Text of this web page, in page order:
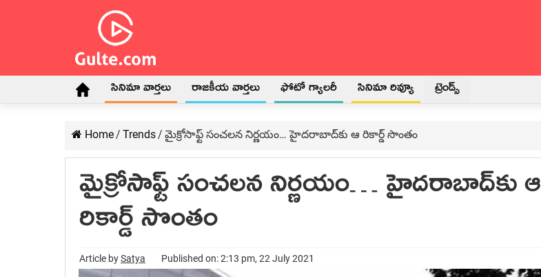
సినిమా వార్తలు రాజకీయ వార్తలు ఫోటో గ్యాలరీ సినిమా రివ్యూ ట్రెండ్స్
Home/ Trends/ మైక్రోసాఫ్ట్ సంచ‌ల‌న నిర్ణ‌యం… హైద‌రాబాద్‌కు ఆ రికార్డ్ సొంతం
మైక్రోసాఫ్ట్ సంచ‌ల‌న నిర్ణ‌యం… హైద‌రాబాద్‌కు ఆ
రికార్డ్ సొంతం
Article bySatya Published on: 2:13 pm, 22 July 2021